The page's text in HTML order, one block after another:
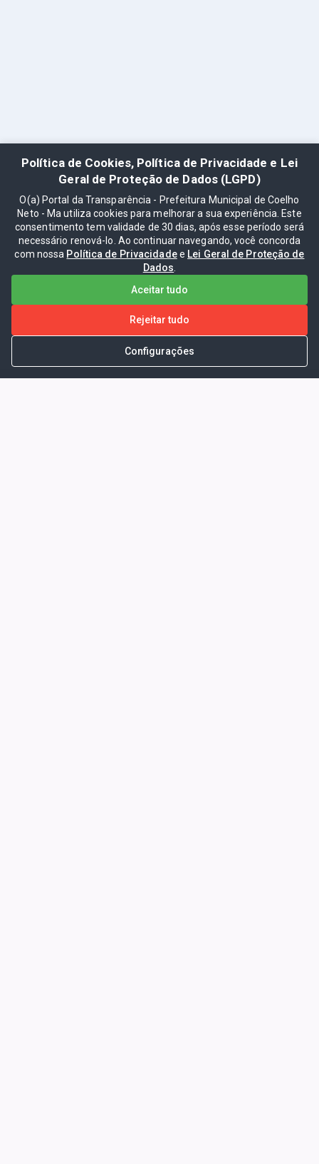
Política de Cookies, Política de Privacidade e Lei
Geral de Proteção de Dados (LGPD)
O(a) Portal da Transparência - Prefeitura Municipal de Coelho
Neto - Ma utiliza cookies para melhorar a sua experiência. Este
consentimento tem validade de 30 dias, após esse período será
necessário renová-lo. Ao continuar navegando, você concorda
com nossa Política de Privacidadee Lei Geral de Proteção de
Dados
Aceitar tudo
Rejeitar tudo
Configurações